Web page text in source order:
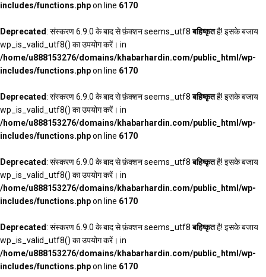
includes/functions.phpon line 6170
Deprecated: संस्करण 6.9.0 के बाद से फ़ंक्शन seems_utf8बहिष्कृतहै! इसके बजाय
wp_is_valid_utf8() का उपयोग करें। in
/home/u888153276/domains/khabarhardin.com/public_html/wp-
includes/functions.phpon line 6170
Deprecated: संस्करण 6.9.0 के बाद से फ़ंक्शन seems_utf8बहिष्कृतहै! इसके बजाय
wp_is_valid_utf8() का उपयोग करें। in
/home/u888153276/domains/khabarhardin.com/public_html/wp-
includes/functions.phpon line 6170
Deprecated: संस्करण 6.9.0 के बाद से फ़ंक्शन seems_utf8बहिष्कृतहै! इसके बजाय
wp_is_valid_utf8() का उपयोग करें। in
/home/u888153276/domains/khabarhardin.com/public_html/wp-
includes/functions.phpon line 6170
Deprecated: संस्करण 6.9.0 के बाद से फ़ंक्शन seems_utf8बहिष्कृतहै! इसके बजाय
wp_is_valid_utf8() का उपयोग करें। in
/home/u888153276/domains/khabarhardin.com/public_html/wp-
includes/functions.phpon line 6170